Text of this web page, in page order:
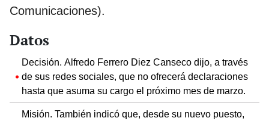
Comunicaciones).
Datos
Decisión. Alfredo Ferrero Diez Canseco dijo, a través
de sus redes sociales, que no ofrecerá declaraciones
hasta que asuma su cargo el próximo mes de marzo.
Misión. También indicó que, desde su nuevo puesto,